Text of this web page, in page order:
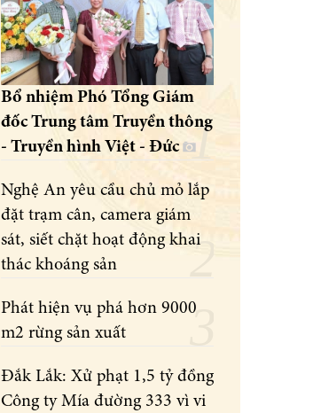
Bổ nhiệm Phó Tổng Giám
đốc Trung tâm Truyền thông
- Truyền hình Việt - Đức
Nghệ An yêu cầu chủ mỏ lắp
đặt trạm cân, camera giám
sát, siết chặt hoạt động khai
thác khoáng sản
Phát hiện vụ phá hơn 9000
m2 rừng sản xuất
Đắk Lắk: Xử phạt 1,5 tỷ đồng
Công ty Mía đường 333 vì vi